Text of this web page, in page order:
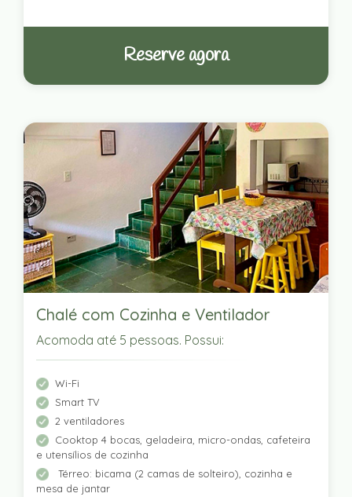
Reserve agora
Chalé com Cozinha e Ventilador
Acomoda até 5 pessoas. Possui:
Wi-Fi
Smart TV
2 ventiladores
Cooktop 4 bocas, geladeira, micro-ondas, cafeteira
e utensílios de cozinha
Térreo: bicama (2 camas de solteiro), cozinha e
mesa de jantar